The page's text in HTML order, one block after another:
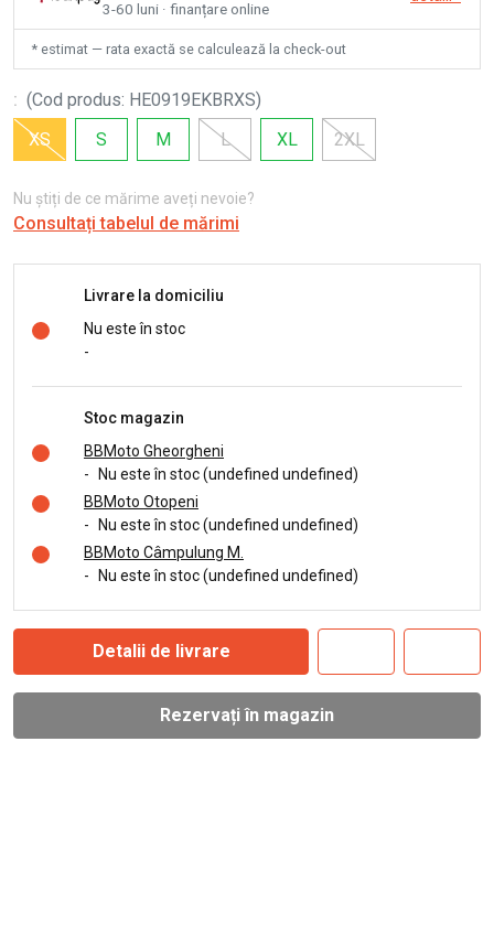
3-60 luni · finanțare online
* estimat — rata exactă se calculează la check-out
: (Cod produs: HE0919EKBRXS)
XS
S M L XL 2XL
Nu știți de ce mărime aveți nevoie?
Consultați tabelul de mărimi
Livrare la domiciliu
Nu este în stoc
-
Stoc magazin
BBMoto Gheorgheni
-
Nu este în stoc (undefined undefined)
BBMoto Otopeni
-
Nu este în stoc (undefined undefined)
BBMoto Câmpulung M.
-
Nu este în stoc (undefined undefined)
Detalii de livrare
Rezervați în magazin